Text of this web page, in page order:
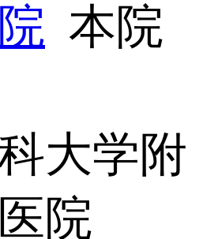
本院
大学附
院